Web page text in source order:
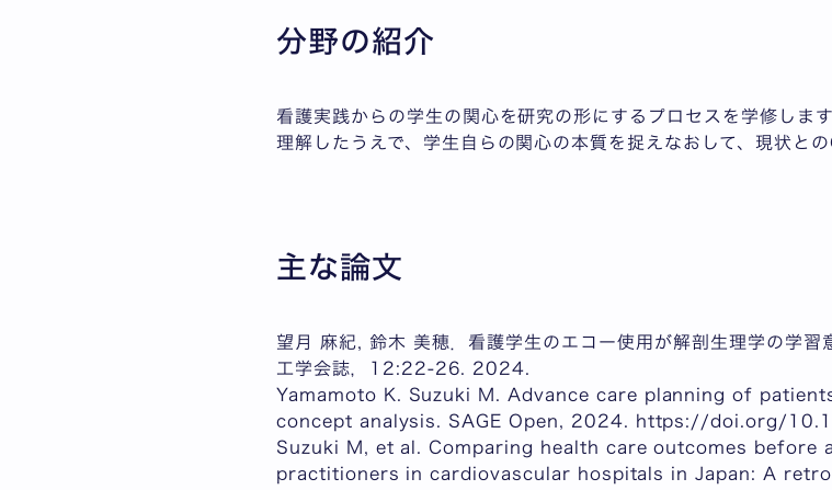
分野の紹介
看護実践からの学生の関心を研究の形にするプロセスを学修しま
理解したうえで、学生自らの関心の本質を捉えなおして、現状と
主な論文
望月 麻紀, 鈴木 美穂．看護学生のエコー使用が解剖生理学の学習
工学会誌，12:22-26. 2024.
Yamamoto K. Suzuki M. Advance care planning of
concept analysis. SAGE Open, 2024. https://doi.org/
Suzuki M, et al. Comparing health care outcomes before
practitioners in cardiovascular hospitals in Japan: A